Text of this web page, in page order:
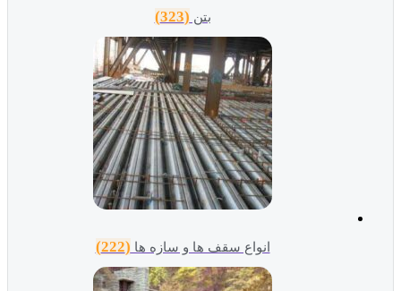
انواع سقف ها و سازه ها(222)